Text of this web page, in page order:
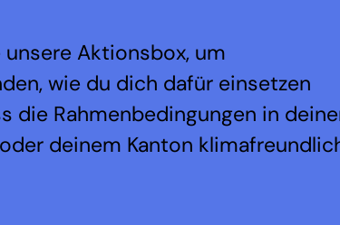
unsere Aktionsbox, um
wie du dich dafür einsetzen
die Rahmenbedingungen in
deinem Kanton